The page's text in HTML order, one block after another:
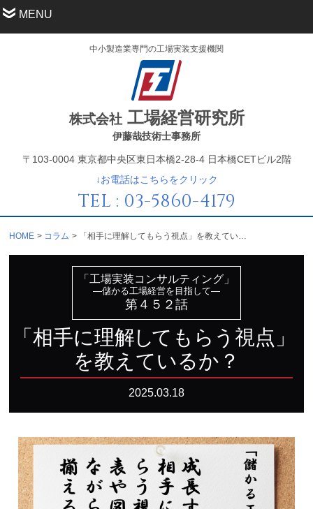
MENU
中小製造業専門の工場実装支援機関
株式会社工場経営研究所
伊藤哉技術士事務所
〒103-0004 東京都中央区東日本橋2-28-4 日本橋CETビル2階
↓お電話はこちらをクリック
TEL : 03-5860-4179
HOME コラム 「相手に理解してもらう視点」を教えているか？
「工場実装コンサルティング」
—儲かる工場経営を目指して—
第４５２話
「相手に理解しても ら う 視点 」
を教えているか？
2025.03.18